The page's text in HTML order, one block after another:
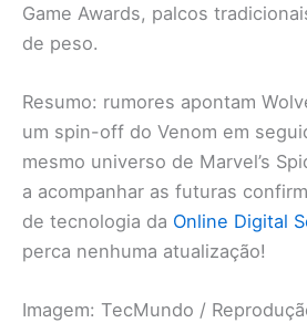
Game Awards, palcos
de peso.
Resumo: rumores apontam
um spin-off do Venom em
mesmo universo de Marvel’s
a acompanhar as futuras
de tecnologia da Online Digital
perca nenhuma atualização!
Imagem: TecMundo /